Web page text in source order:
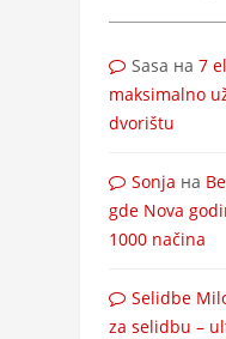
Sasa на7
maksimalno
dvorištu
Sonja на
gde Nova
1000 načina
Selidbe
za selidbu –